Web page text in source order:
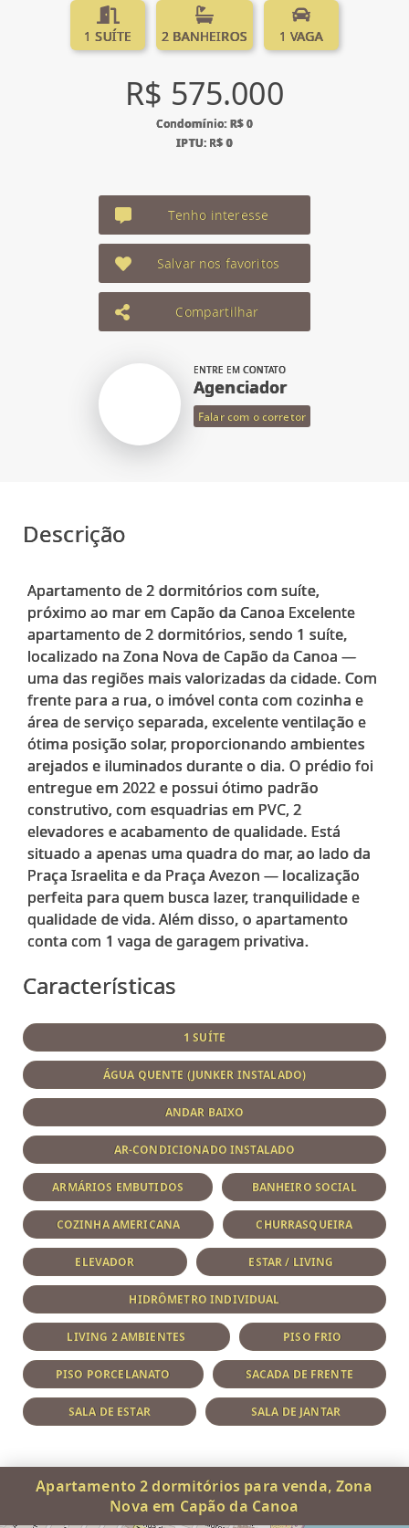
1 SUÍTE 2 BANHEIROS 1 VAGA
R$ 575.000
Condomínio: R$ 0
IPTU: R$ 0
Tenho interesse
Salvar nos favoritos
Compartilhar
ENTRE EM CONTATO
Agenciador
Falar com o corretor
Descrição
Apartamento de 2 dormitórios com suíte,
próximo ao mar em Capão da Canoa Excelente
apartamento de 2 dormitórios, sendo 1 suíte,
localizado na Zona Nova de Capão da Canoa —
uma das regiões mais valorizadas da cidade. Com
frente para a rua, o imóvel conta com cozinha e
área de serviço separada, excelente ventilação e
ótima posição solar, proporcionando ambientes
arejados e iluminados durante o dia. O prédio foi
entregue em 2022 e possui ótimo padrão
construtivo, com esquadrias em PVC, 2
elevadores e acabamento de qualidade. Está
situado a apenas uma quadra do mar, ao lado da
Praça Israelita e da Praça Avezon — localização
perfeita para quem busca lazer, tranquilidade e
qualidade de vida. Além disso, o apartamento
conta com 1 vaga de garagem privativa.
Características
1 SUÍTE
ÁGUA QUENTE (JUNKER INSTALADO)
ANDAR BAIXO
AR-CONDICIONADO INSTALADO
ARMÁRIOS EMBUTIDOS BANHEIRO SOCIAL
COZINHA AMERICANA CHURRASQUEIRA
ELEVADOR ESTAR / LIVING
HIDRÔMETRO INDIVIDUAL
LIVING 2 AMBIENTES PISO FRIO
PISO PORCELANATO SACADA DE FRENTE
SALA DE ESTAR SALA DE JANTAR
Apartamento 2 dormitórios para venda, Zona
Nova em Capão da Canoa